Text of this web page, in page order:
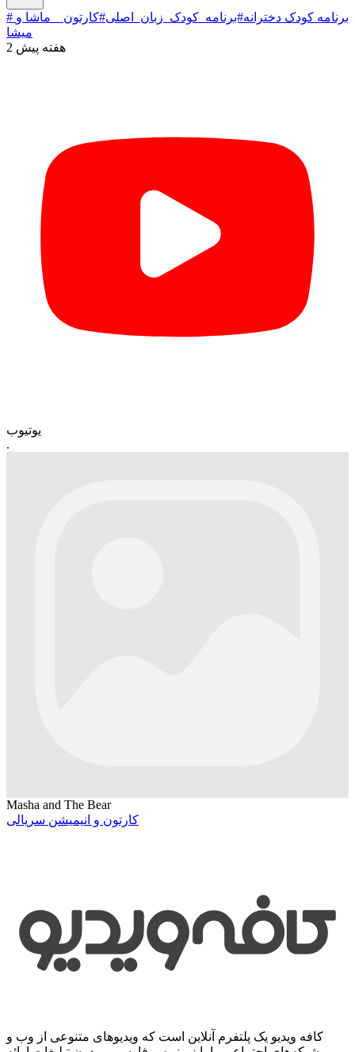
# برنامه کودک دخترانه#برنامه_کودک_زبان_اصلی#کارتون _ ماشا و
میشا
2 هفته پیش
یوتیوب
.
Masha and The Bear
کارتون و انیمیشن سریالی
کافه ویدیو یک پلتفرم آنلاین است که ویدیوهای متنوعی از وب و